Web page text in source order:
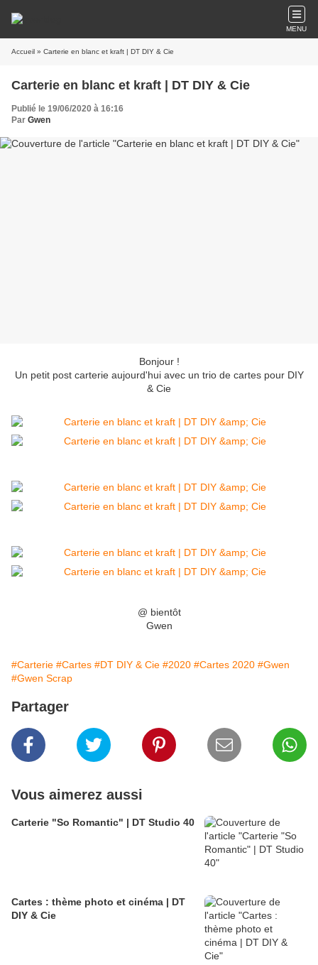
MENU
Accueil » Carterie en blanc et kraft | DT DIY & Cie
Carterie en blanc et kraft | DT DIY & Cie
Publié le 19/06/2020 à 16:16
Par Gwen
Bonjour !
Un petit post carterie aujourd'hui avec un trio de cartes pour DIY
& Cie
@ bientôt
Gwen
#Carterie #Cartes #DT DIY & Cie #2020 #Cartes 2020 #Gwen
#Gwen Scrap
Partager
Vous aimerez aussi
Carterie "So Romantic" | DT Studio 40
Cartes : thème photo et cinéma | DT
DIY & Cie